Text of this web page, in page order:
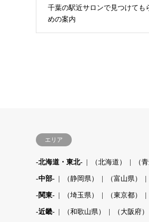
千葉の駅近サロンで見つけても
めの案内
エリア
-北海道・東北- （北海道） （
-中部- （静岡県） （富山県）
-関東- （埼玉県） （東京都）
-近畿- （和歌山県） （大阪府）